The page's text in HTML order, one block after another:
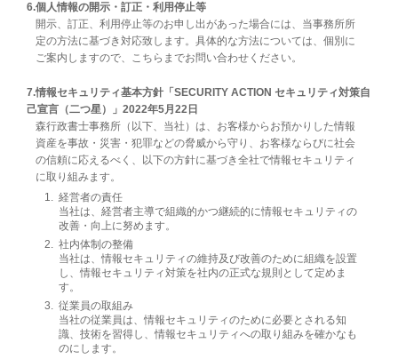
個人情報の開示・訂正・利用停止等
開示、訂正、利用停止等のお申し出があった場合には、当事務所所
定の方法に基づき対応致します。具体的な方法については、個別に
ご案内しますので、こちらまでお問い合わせください。
情報セキュリティ基本方針「SECURITY ACTION セキュリティ対策自
己宣言（二つ星）」2022年5月22日
森行政書士事務所（以下、当社）は、お客様からお預かりした情報
資産を事故・災害・犯罪などの脅威から守り、お客様ならびに社会
の信頼に応えるべく、以下の方針に基づき全社で情報セキュリティ
に取り組みます。
経営者の責任
当社は、経営者主導で組織的かつ継続的に情報セキュリティの
改善・向上に努めます。
社内体制の整備
当社は、情報セキュリティの維持及び改善のために組織を設置
し、情報セキュリティ対策を社内の正式な規則として定めま
す。
従業員の取組み
当社の従業員は、情報セキュリティのために必要とされる知
識、技術を習得し、情報セキュリティへの取り組みを確かなも
のにします。